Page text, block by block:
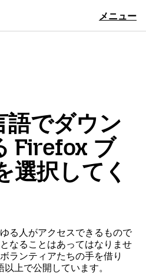
メニュー
語でダウン
Firefox ブ
選択してく
る人がアクセスできるもので
なることはあってはなりませ
ランティアたちの手を借り
上で公開しています。